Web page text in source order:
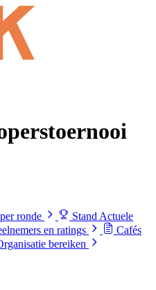
ronde Stand Actuele
en ratings
Cafés
bereiken